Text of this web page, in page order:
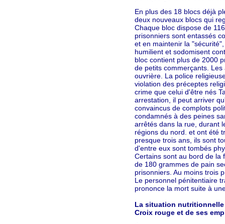
En plus des 18 blocs déjà
deux nouveaux blocs qui
Chaque bloc dispose de
prisonniers sont entassés
et en maintenir la
humilient et sodomisent
bloc contient plus de 2000
de petits commerçants.
ouvrière. La police
violation des préceptes
crime que celui d'être nés
arrestation, il peut arriver
convaincus de complots
condamnés à des peines
arrêtés dans la rue, durant
régions du nord. et ont été
presque trois ans, ils sont
d'entre eux sont tombés
Certains sont au bord de la
de 180 grammes de pain
prisonniers. Au moins trois
Le personnel pénitentiaire
prononce la mort suite à
La situation
Croix rouge et de ses